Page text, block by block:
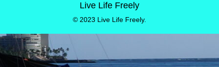
Live Life Freely
© 2023 Live Life Freely.